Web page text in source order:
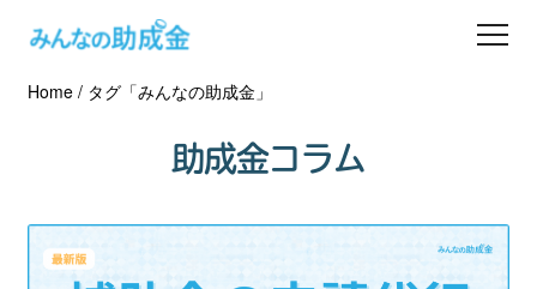
助成金を探す
助成金コラム
Home/ タグ「みんなの助成金」
助成金コラム